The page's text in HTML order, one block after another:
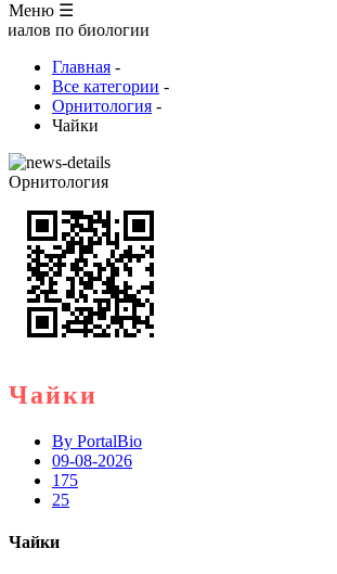
Меню ☰
Главная -
Все категории -
Орнитология -
Чайки
Орнитология
Чайки
By PortalBio
09-08-2026
175
25
Чайки